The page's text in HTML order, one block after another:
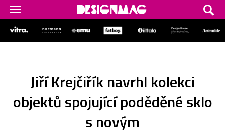
Jiří Krejčiřík navrhl kolekci
objektů spojující poděděné sklo
s novým